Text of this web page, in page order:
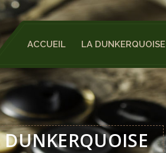
ACCUEIL LA DUNKERQUOISE
DUNKERQUOISE